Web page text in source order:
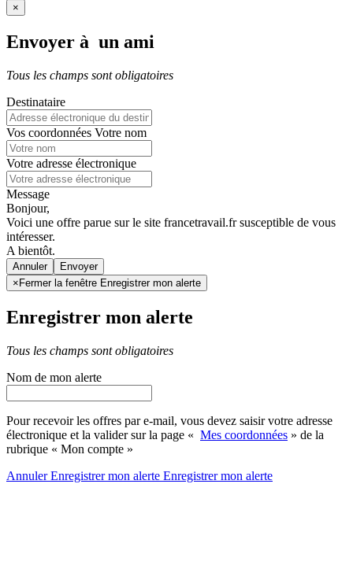
×
Envoyer à un ami
Tous les champs sont obligatoires
Destinataire
Vos coordonnées Votre nom
Votre adresse électronique
Message
Bonjour,
Voici une offre parue sur le site francetravail.fr susceptible de vous
intéresser.
A bientôt.
Annuler
× Fermer la fenêtre Enregistrer mon alerte
Enregistrer mon alerte
Tous les champs sont obligatoires
Nom de mon alerte
Pour recevoir les offres par e-mail, vous devez saisir votre adresse
électronique et la valider sur la page « Mes coordonnées » de la
rubrique « Mon compte »
AnnulerEnregistrer mon alerte Enregistrermon alerte